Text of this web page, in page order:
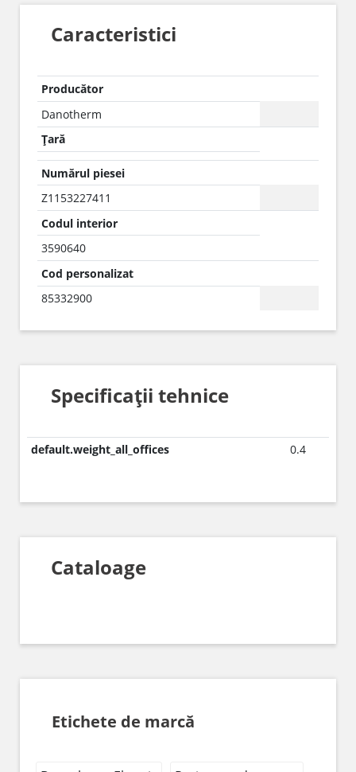
Caracteristici
Producător
Danotherm
Țară
Numărul piesei
Z1153227411
Codul interior
3590640
Cod personalizat
85332900
Specificații tehnice
default.weight_all_offices 0.4
Cataloage
Etichete de marcă